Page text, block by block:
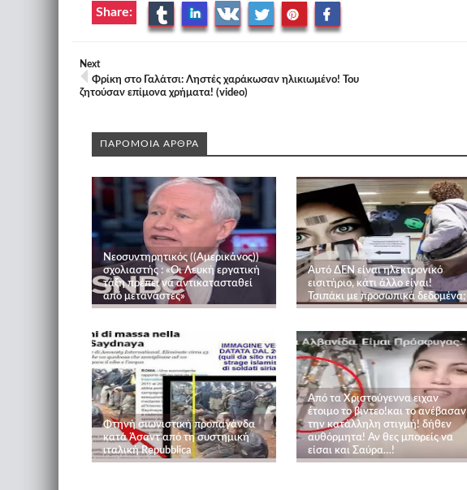
Share:
Next
Φρίκη στο Γαλάτσι: Ληστές χαράκωσαν ηλικιωμένο! Του
ζητούσαν επίμονα χρήματα! (video)
ΠΑΡΟΜΟΙΑ ΑΡΘΡΑ
Νεοσυντηρητικός ((Αμερικάνος))
σχολιαστής : «Οι Λευκή εργατική
τάξη πρέπει να αντικατασταθεί
από μετανάστες»
Αυτό ΔΕΝ είναι ηλεκτρονικό
εισιτήριο, κάτι άλλο είναι!
Τσιπάκι με προσωπικά δεδομένα;
Φτηνή σιωνιστική προπαγάνδα
κατά Άσαντ από τη συστημική
ιταλική Repubblica
Από τα Χριστούγεννα ειχαν
έτοιμο το βιντεο!και το ανέβασαν
την κατάλληλη στιγμή! δήθεν
αυθόρμητα! Αν θες μπορείς να
είσαι και Σαύρα…!